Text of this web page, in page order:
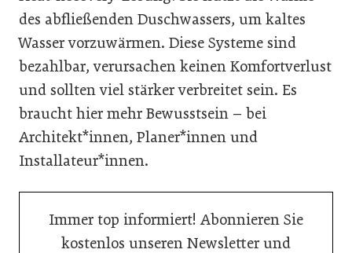
des abfließenden Duschwassers, um kaltes
Wasser vorzuwärmen. Diese Systeme sind
bezahlbar, verursachen keinen Komfortverlust
und sollten viel stärker verbreitet sein. Es
braucht hier mehr Bewusstsein – bei
Architekt*innen, Planer*innen und
Installateur*innen.
Immer top informiert! Abonnieren Sie
kostenlos unseren Newsletter und